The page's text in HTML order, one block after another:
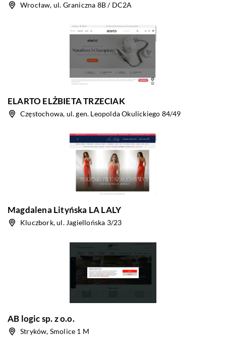
Wrocław, ul. Graniczna 8B / DC2A
ELARTO ELŻBIETA TRZECIAK
Częstochowa, ul. gen. Leopolda Okulickiego 84/49
Magdalena Lityńska LA LALY
Kluczbork, ul. Jagiellońska 3/23
AB logic sp. z o.o.
Stryków, Smolice 1 M